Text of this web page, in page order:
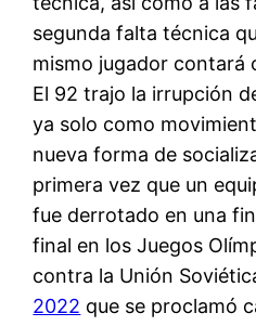
segunda falta técnica
mismo jugador contará
El 92 trajo la irrupción
ya solo como
nueva forma de
primera vez que un
fue derrotado en una
final en los Juegos
contra la Unión
2022 que se proclamó